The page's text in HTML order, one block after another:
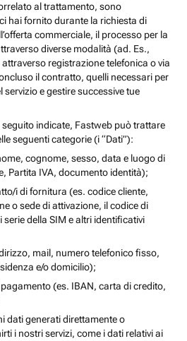
al trattamento, sono
hai fornito durante la richiesta di
commerciale, il processo per la
diverse modalità (ad. Es.,
registrazione telefonica o via
il contratto, quelli necessari per
servizio e gestire successive tue
indicate, Fastweb può trattare
seguenti categorie (i “Dati”):
cognome, sesso, data e luogo di
Partita IVA, documento identità);
i di fornitura (es. codice cliente,
o sede di attivazione, il codice di
della SIM e altri identificativi
mail, numero telefonico fisso,
e/o domicilio);
(es. IBAN, carta di credito,
dati generati direttamente o
i nostri servizi, come i dati relativi ai